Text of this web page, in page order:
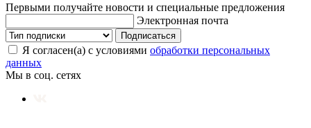
Первыми получайте новости и специальные предложения
Электронная почта
Подписаться
Я согласен(а) с условиями обработки персональных
данных
Мы в соц. сетях